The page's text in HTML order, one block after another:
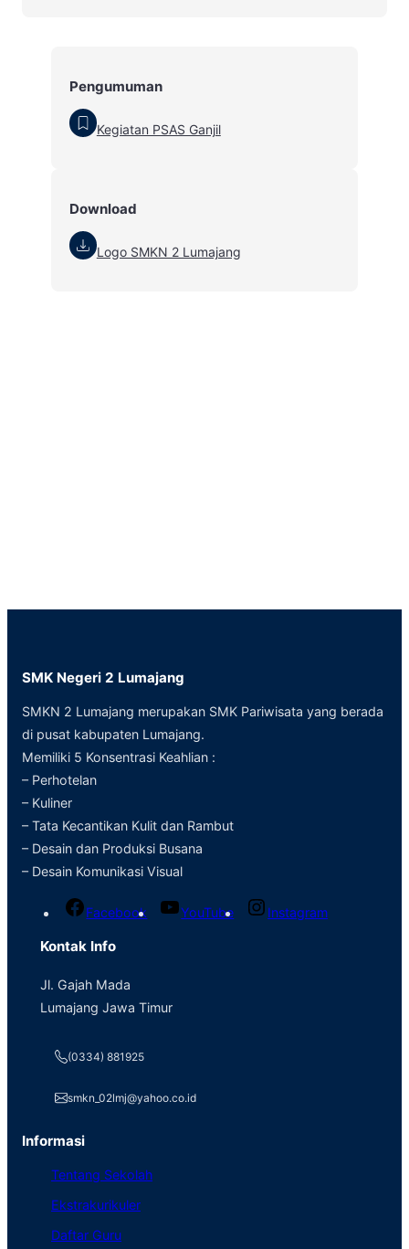
Pengumuman
Kegiatan PSAS Ganjil
Download
Logo SMKN 2 Lumajang
SMK Negeri 2 Lumajang
SMKN 2 Lumajang merupakan SMK Pariwisata yang berada
di pusat kabupaten Lumajang.
Memiliki 5 Konsentrasi Keahlian :
– Perhotelan
– Kuliner
– Tata Kecantikan Kulit dan Rambut
– Desain dan Produksi Busana
– Desain Komunikasi Visual
Facebook YouTube Instagram
Kontak Info
Jl. Gajah Mada
Lumajang Jawa Timur
(0334) 881925
smkn_02lmj@yahoo.co.id
Informasi
Tentang Sekolah
Ekstrakurikuler
Daftar Guru